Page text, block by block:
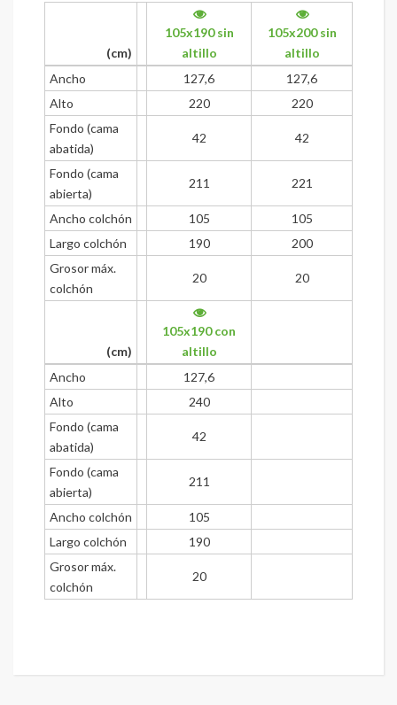
(cm)
105x190 sin
altillo
105x200 sin
altillo
Ancho
127,6
127,6
Alto
220
220
Fondo (cama
abatida)
42 42
Fondo (cama
abierta)
211 221
Ancho colchón 105
105
Largo colchón
190
200
Grosor máx.
colchón
20 20
(cm)
105x190 con
altillo
Ancho
127,6
Alto
240
Fondo (cama
abatida)
42
Fondo (cama
abierta)
211
Ancho colchón
105
Largo colchón
190
Grosor máx.
colchón
20